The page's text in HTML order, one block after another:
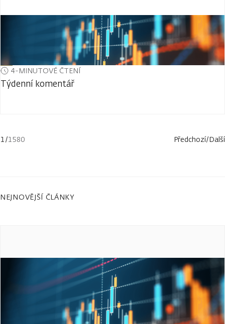
4-MINUTOVÉ ČTENÍ
Týdenní komentář
1/1580 Předchozí/Další
NEJNOVĚJŠÍ ČLÁNKY